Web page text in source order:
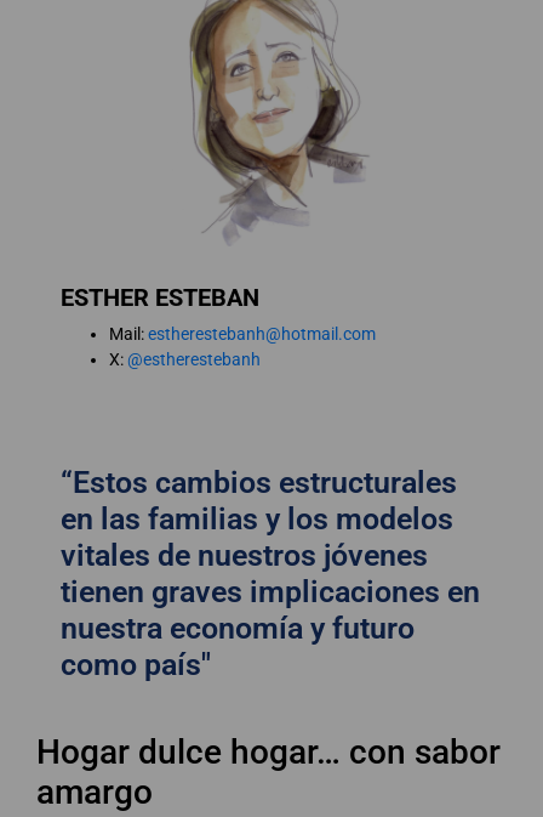
ESTHER ESTEBAN
Mail:estherestebanh@hotmail.com
X:@estherestebanh
“Estos cambios estructurales
en las familias y los modelos
vitales de nuestros jóvenes
tienen graves implicaciones en
nuestra economía y futuro
como país"
Hogar dulce hogar… con sabor
amargo